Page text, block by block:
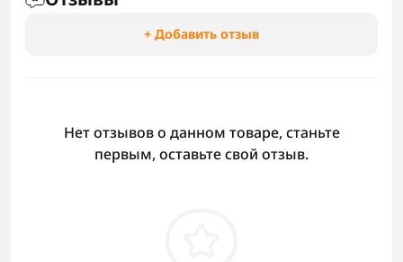
+ Добавить отзыв
Нет отзывов о данном товаре, станьте
первым, оставьте свой отзыв.